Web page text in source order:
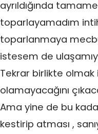
ayrıldığında
toparlayamadım
toparlanmaya
istesem de
Tekrar birlikte
olamayacağını
Ama yine de bu
kestirip atması ,